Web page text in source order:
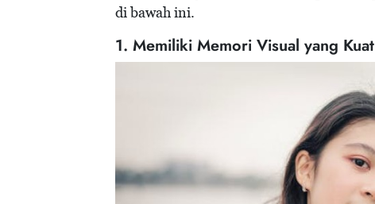
di bawah ini.
1. Memiliki Memori Visual yang Kuat